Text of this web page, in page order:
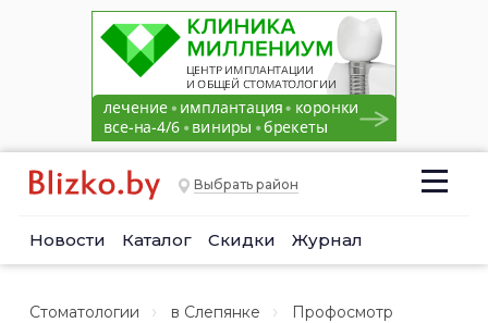
Выбрать район
Новости Каталог Скидки Журнал
Стоматологии в Слепянке Профосмотр